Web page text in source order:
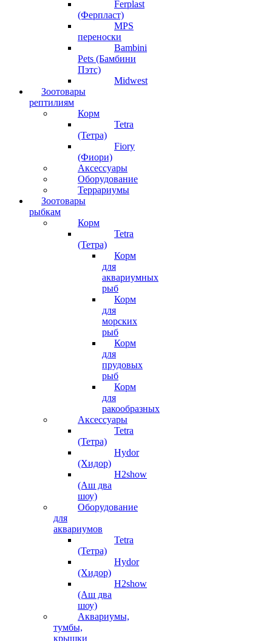
Ferplast
(Ферпласт)
MPS
переноски
Bambini
Pets (Бамбини
Пэтс)
Midwest
Зоотовары
рептилиям
Корм
Tetra
(Тетра)
Fiory
(Фиори)
Аксессуары
Оборудование
Террариумы
Зоотовары
рыбкам
Корм
Tetra
(Тетра)
Корм
для
аквариумных
рыб
Корм
для
морских
рыб
Корм
для
прудовых
рыб
Корм
для
ракообразных
Аксессуары
Tetra
(Тетра)
Hydor
(Хидор)
H2show
(Аш два
шоу)
Оборудование
для
аквариумов
Tetra
(Тетра)
Hydor
(Хидор)
H2show
(Аш два
шоу)
Аквариумы,
тумбы,
крышки